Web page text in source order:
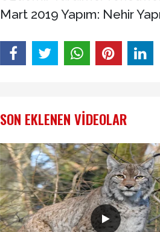
Mart 2019 Yapım: Nehir
SON EKLENEN VIDEOLAR